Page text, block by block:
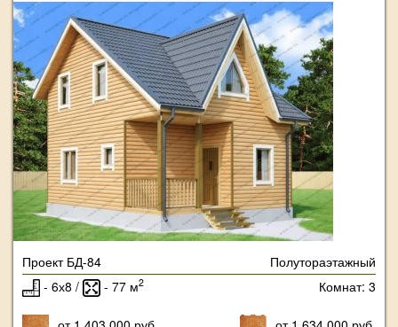
Проект БД-84
Полутораэтажный
- 6х8 /
- 77 м2 Комнат: 3